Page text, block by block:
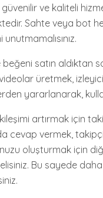
güvenilir ve kaliteli
Sahte veya bot
satın aldıktan
üretmek,
yararlanarak,
artırmak için
cevap vermek,
oluşturmak için
Bu sayede